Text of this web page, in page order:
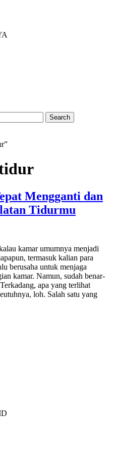
Mengganti dan
Tidurmu
kamar umumnya menjadi
termasuk kalian para
berusaha untuk menjaga
kamar. Namun, sudah benar-
apa yang terlihat
loh. Salah satu yang